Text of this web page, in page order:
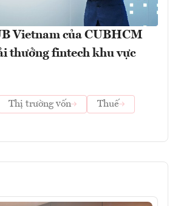
Vietnam của CUBHCM
thưởng fintech khu vực
Thị trường vốn
Thuế